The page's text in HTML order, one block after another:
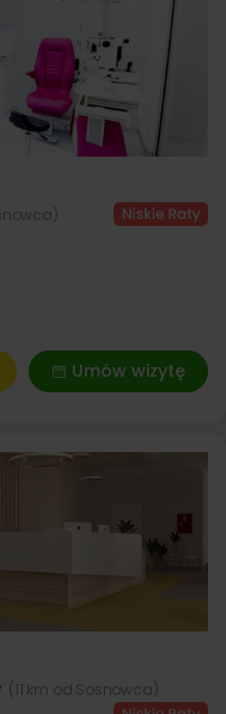
Umów wizytę
(11 km od Sosnowca)